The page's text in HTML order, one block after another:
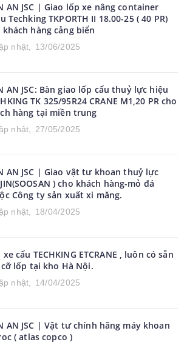
AN JSC | Giao lốp xe nâng container
Techking TKPORTH II 18.00-25 ( 40 PR)
khách hàng cảng biển
nhật, 13/06/2025
AN JSC: Bàn giao lốp cẩu thuỷ lực hiệu
TK 325/95R24 CRANE M1,20 PR cho
hàng tại miền trung
nhật, 27/05/2025
AN JSC | Giao vật tư khoan thuỷ lực
) cho khách hàng-mỏ đá
Công ty sản xuất xi măng.
nhật, 18/04/2025
xe cẩu TECHKING ETCRANE , luôn có sẵn
cỡ lốp tại kho Hà Nội.
nhật, 14/04/2025
AN JSC | Vật tư chính hãng máy khoan
( atlas copco )